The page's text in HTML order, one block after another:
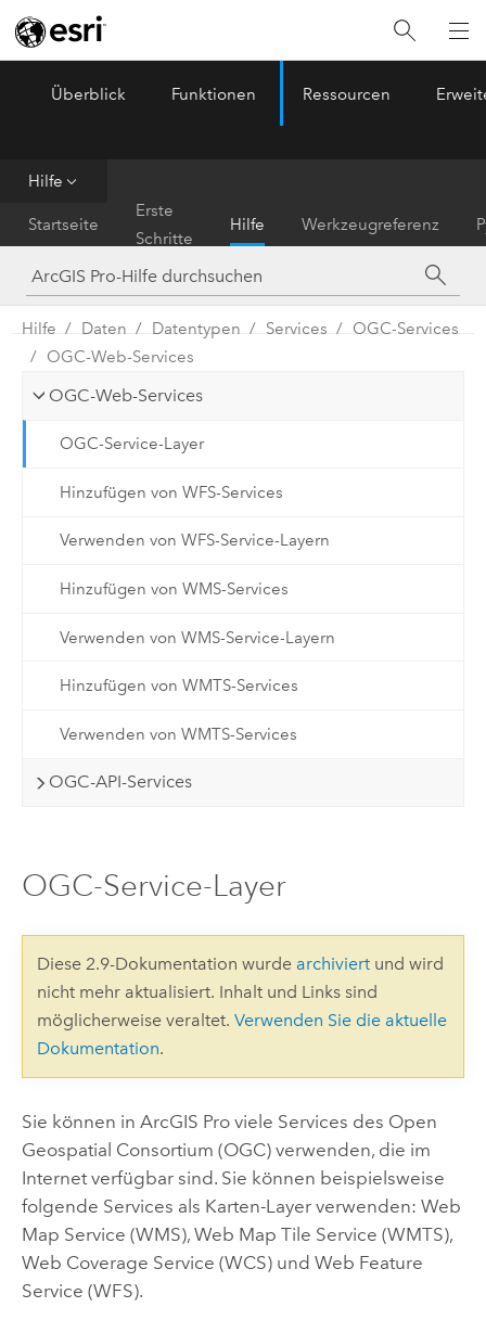
ArcGIS Pro
Überblick Funktionen Ressourcen
Hilfe
Startseite
Erste
Schritte
Hilfe Werkzeugreferenz
Hilfe Daten Datentypen Services
OGC-Services
OGC-Web-Services
OGC-Web-Services
OGC-Service-Layer
Hinzufügen von WFS-Services
Verwenden von WFS-Service-Layern
Hinzufügen von WMS-Services
Verwenden von WMS-Service-Layern
Hinzufügen von WMTS-Services
Verwenden von WMTS-Services
OGC-API-Services
OGC-Service-Layer
Diese 2.9-Dokumentation wurde archiviertund wird
nicht mehr aktualisiert. Inhalt und Links sind
möglicherweise veraltet. Verwenden Sie die aktuelle
Dokumentation.
Sie können in ArcGIS Proviele Services des Open
Geospatial Consortium (OGC) verwenden, die im
Internet verfügbar sind. Sie können beispielsweise
folgende Services als Karten-Layer verwenden: Web
Map Service (WMS), Web Map Tile Service (WMTS),
Web Coverage Service (WCS) und Web Feature
Service (WFS).